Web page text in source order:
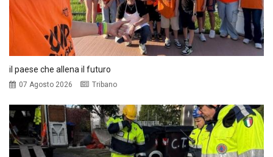
il paese che allena il futuro
07 Agosto 2026 Tribano